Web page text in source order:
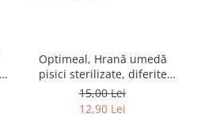
Optimeal, Hrană umedă
pisici sterilizate, diferite
arome, (3+1), 0.34kg
15,00 Lei
12,90 Lei